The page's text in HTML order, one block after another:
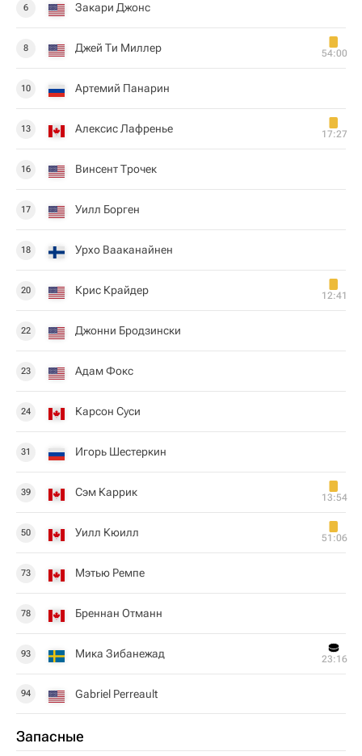
6 Закари Джонс
8 Джей Ти Миллер 54:00
10 Артемий Панарин
13 Алексис Лафренье 17:27
16 Винсент Трочек
17 Уилл Борген
18 Урхо Вааканайнен
20 Крис Крайдер 12:41
22 Джонни Бродзински
23 Адам Фокс
24 Карсон Суси
31 Игорь Шестеркин
39 Сэм Каррик 13:54
50 Уилл Кюилл 51:06
73 Мэтью Ремпе
78 Бреннан Отманн
93 Мика Зибанежад 23:16
94 Gabriel Perreault
Запасные